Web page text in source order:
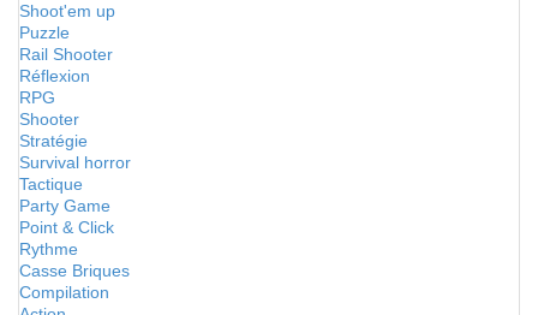
Shoot'em up
Puzzle
Rail Shooter
Réflexion
RPG
Shooter
Stratégie
Survival horror
Tactique
Party Game
Point & Click
Rythme
Casse Briques
Compilation